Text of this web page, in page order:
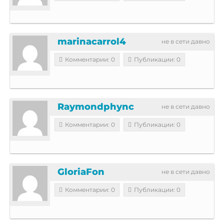
не в сети давно
marinacarrol4
Комментарии: 0 Публикации: 0
не в сети давно
Raymondphync
Комментарии: 0 Публикации: 0
не в сети давно
GloriaFon
Комментарии: 0 Публикации: 0